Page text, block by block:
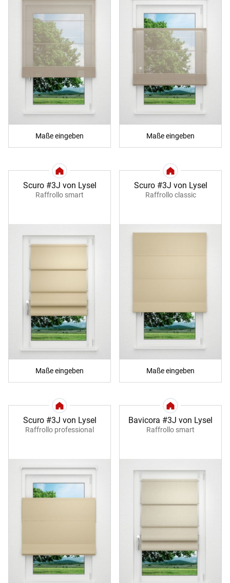
Maße eingeben Maße eingeben
Scuro #3J von Lysel
Raffrollo smart
Maße eingeben
Scuro #3J von Lysel
Raffrollo classic
Maße eingeben
Scuro #3J von Lysel
Raffrollo professional
Bavicora #3J von Lysel
Raffrollo smart